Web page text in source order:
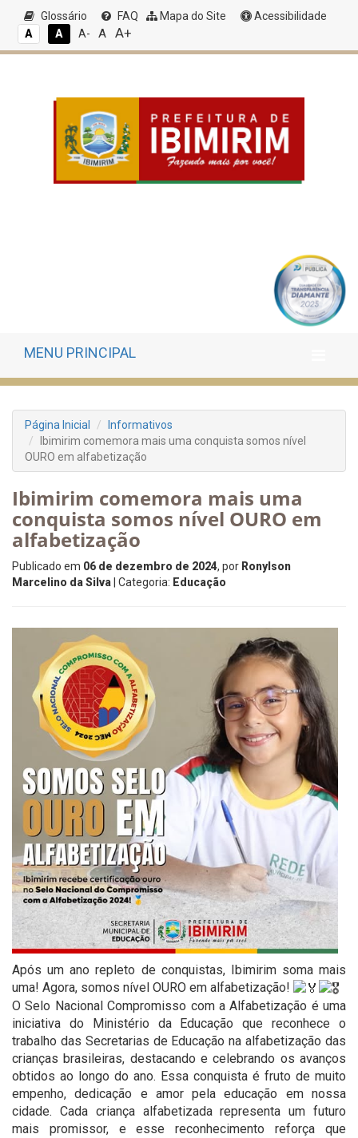
Glossário FAQ Mapa do Site
Acessibilidade
A
A A- A A+
MENU PRINCIPAL
Página Inicial
Informativos
Ibimirim comemora mais uma conquista somos nível
OURO em alfabetização
Ibimirim comemora mais uma
conquista somos nível OURO em
alfabetização
Publicado em 06 de dezembro de 2024, por Ronylson
Marcelino da Silva | Categoria: Educação
Após um ano repleto de conquistas, Ibimirim soma mais
uma! Agora, somos nível OURO em alfabetização!
O Selo Nacional Compromisso com a Alfabetização é uma
iniciativa do Ministério da Educação que reconhece o
trabalho das Secretarias de Educação na alfabetização das
crianças brasileiras, destacando e celebrando os avanços
obtidos ao longo do ano. Essa conquista é fruto de muito
empenho, dedicação e amor pela educação em nossa
cidade. Cada criança alfabetizada representa um futuro
mais promissor, e esse reconhecimento reforça que